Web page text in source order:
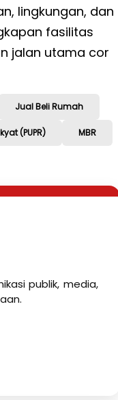
lingkungan, dan
fasilitas
jalan utama cor
Jual Beli Rumah
(PUPR) MBR
publik, media,